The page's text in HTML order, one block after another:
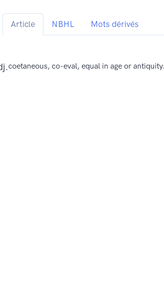
Article NBHL Mots dérivés
coetaneous, co-eval, equal in age or antiquity.